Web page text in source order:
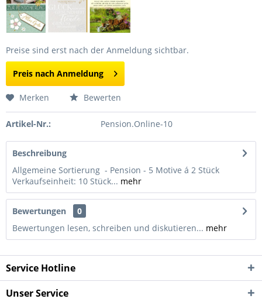
Preise sind erst nach der Anmeldung sichtbar.
Preis nach Anmeldung
Merken Bewerten
Artikel-Nr.: Pension.Online-10
Beschreibung
Allgemeine Sortierung - Pension - 5 Motive á 2 Stück
Verkaufseinheit: 10 Stück... mehr
Bewertungen
0
Bewertungen lesen, schreiben und diskutieren... mehr
Service Hotline
Unser Service